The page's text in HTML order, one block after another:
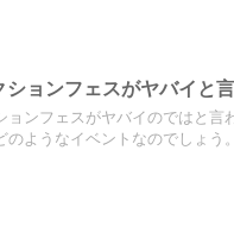
ションフェスがヤバイと
ョンフェスがヤバイのではと
のようなイベントなのでしょう。